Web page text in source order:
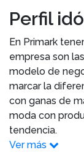
Perfil
En Primark
empresa son
modelo de
marcar la
con ganas de
moda con
tendencia.
Ver más